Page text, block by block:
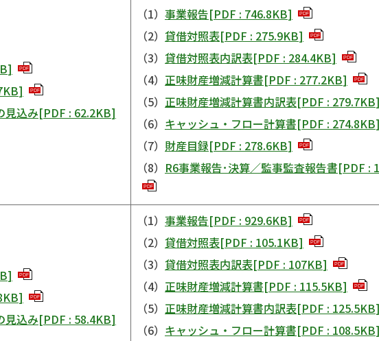
] PDF
] PDF
見込み[PDF : 62.2KB]
（1） 事業報告[PDF : 746.8KB] PDF
（2） 貸借対照表[PDF : 275.9KB] PDF
（3） 貸借対照表内訳表[PDF : 284.4KB] PDF
（4） 正味財産増減計算書[PDF : 277.2KB] PDF
（5） 正味財産増減計算書内訳表[PDF : 279.7KB]
（6） キャッシュ・フロー計算書[PDF : 274.8KB]
（7） 財産目録[PDF : 278.6KB] PDF
（8） R6事業報告･決算／監事監査報告書[PDF :
PDF
] PDF
] PDF
見込み[PDF : 58.4KB]
（1） 事業報告[PDF : 929.6KB] PDF
（2） 貸借対照表[PDF : 105.1KB] PDF
（3） 貸借対照表内訳表[PDF : 107KB] PDF
（4） 正味財産増減計算書[PDF : 115.5KB] PDF
（5） 正味財産増減計算書内訳表[PDF : 125.5KB]
（6） キャッシュ・フロー計算書[PDF : 108.5KB]